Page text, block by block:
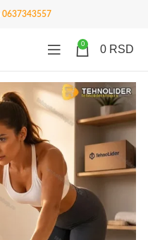
0637343557
0 0 RSD